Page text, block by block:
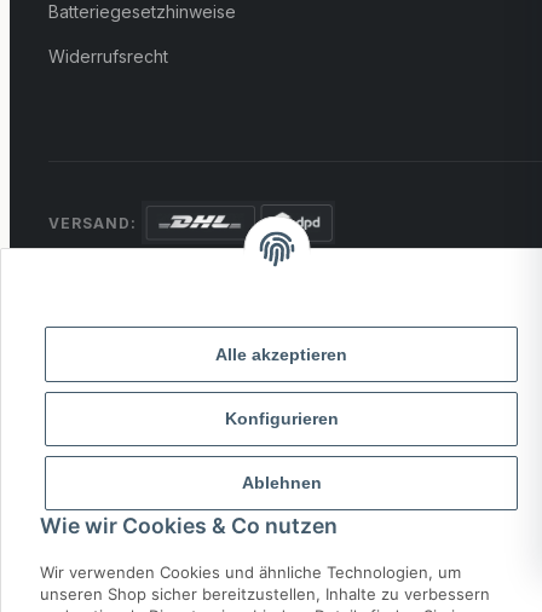
Alle akzeptieren
Konfigurieren
Ablehnen
Wie wir Cookies & Co nutzen
Wir verwenden Cookies und ähnliche Technologien, um
unseren Shop sicher bereitzustellen, Inhalte zu verbessern
Batteriegesetzhinweise
Widerrufsrecht
VERSAND:
* Alle Preise inkl. gesetzlicher USt., zzgl.Versand
Powered byMD IT Solutions